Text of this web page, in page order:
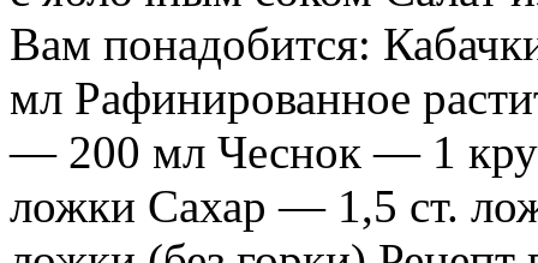
Вам понадобится:
мл Рафинированное
— 200 мл Чеснок — 1
ложки Сахар — 1,5 ст.